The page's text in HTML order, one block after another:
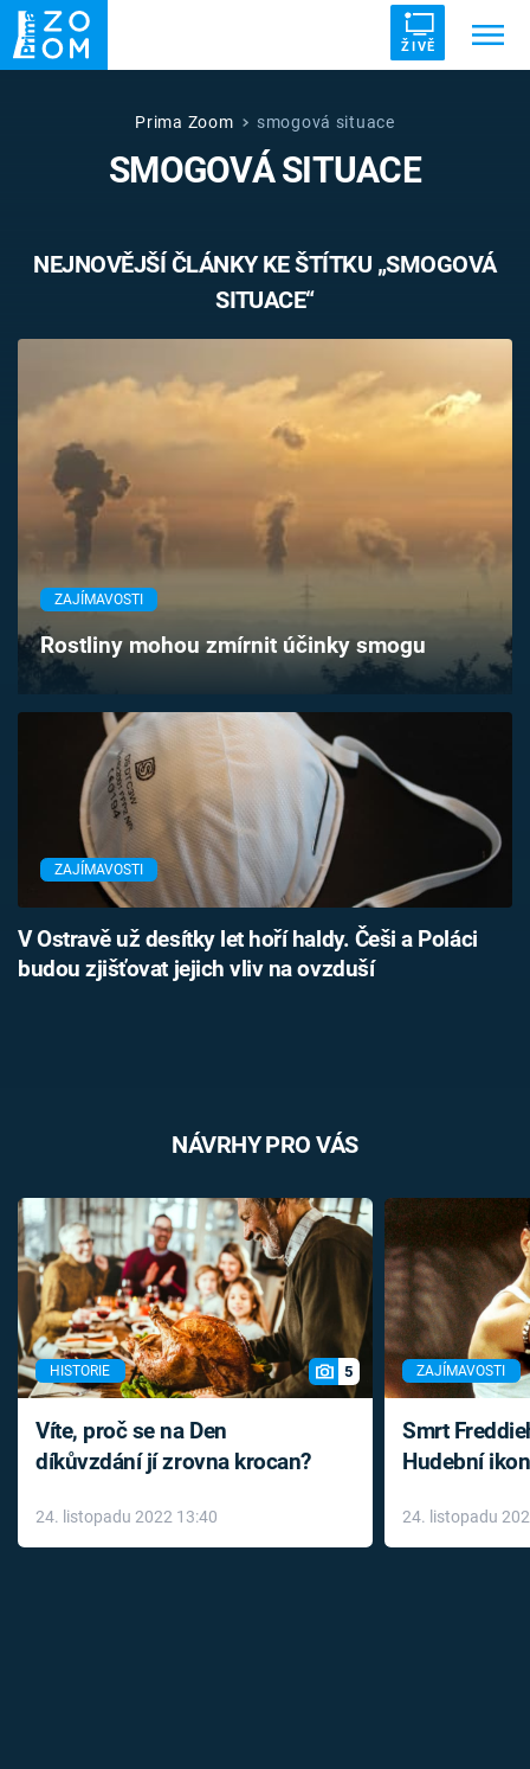
ŽIVĚ
ZRÁDCI UFO DRUHÁ SVĚTOVÁ VÁLKA
VETŘELCI DÁVNOVĚKU
Témata
Pořady
TV Program
Časopis
Sledujte prima+
Sledujte nás
Prima Zoom smogová situace
SMOGOVÁ SITUACE
NEJNOVĚJŠÍ ČLÁNKY KE ŠTÍTKU „SMOGOVÁ
SITUACE“
ZAJÍMAVOSTI
Rostliny mohou zmírnit účinky smogu
ZAJÍMAVOSTI
V Ostravě už desítky let hoří haldy. Češi a Poláci
budou zjišťovat jejich vliv na ovzduší
NÁVRHY PRO VÁS
HISTORIE 5
Víte, proč se na Den
díkůvzdání jí zrovna krocan?
24. listopadu 2022 13:40
ZAJÍMAVOSTI
Smrt
Hudební
léky
24. listopadu